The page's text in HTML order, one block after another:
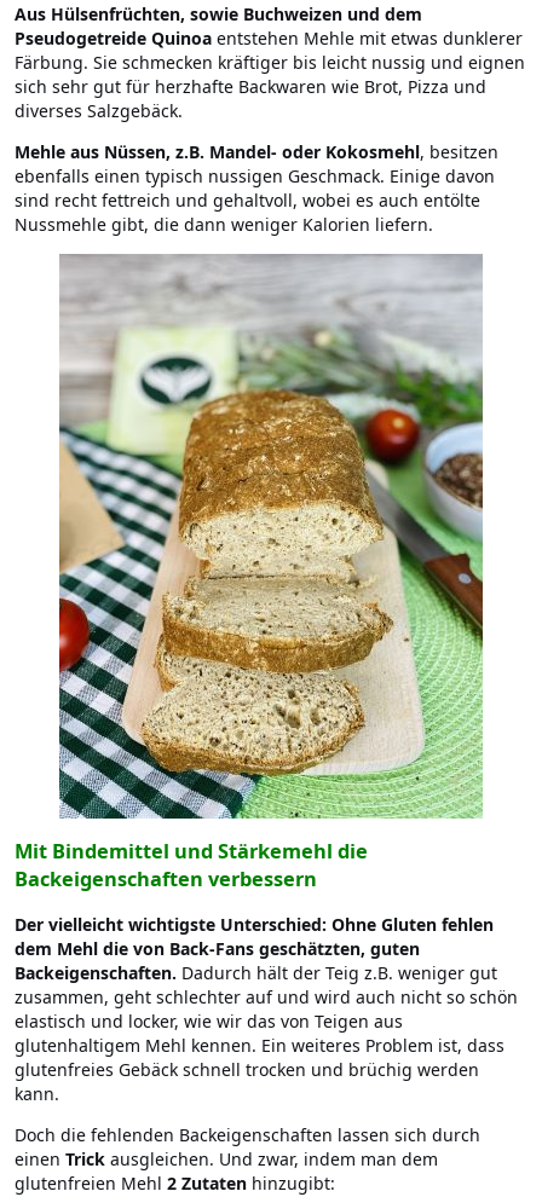
Aus Hülsenfrüchten, sowie Buchweizen und dem
Pseudogetreide Quinoa entstehen Mehle mit etwas dunklerer
Färbung. Sie schmecken kräftiger bis leicht nussig und eignen
sich sehr gut für herzhafte Backwaren wie Brot, Pizza und
diverses Salzgebäck.
Mehle aus Nüssen, z.B. Mandel- oder Kokosmehl, besitzen
ebenfalls einen typisch nussigen Geschmack. Einige davon
sind recht fettreich und gehaltvoll, wobei es auch entölte
Nussmehle gibt, die dann weniger Kalorien liefern.
Mit Bindemittel und Stärkemehl die
Backeigenschaften verbessern
Der vielleicht wichtigste Unterschied: Ohne Gluten fehlen
dem Mehl die von Back-Fans geschätzten, guten
Backeigenschaften. Dadurch hält der Teig z.B. weniger gut
zusammen, geht schlechter auf und wird auch nicht so schön
elastisch und locker, wie wir das von Teigen aus
glutenhaltigem Mehl kennen. Ein weiteres Problem ist, dass
glutenfreies Gebäck schnell trocken und brüchig werden
kann.
Doch die fehlenden Backeigenschaften lassen sich durch
einen Trick ausgleichen. Und zwar, indem man dem
glutenfreien Mehl 2 Zutaten hinzugibt: